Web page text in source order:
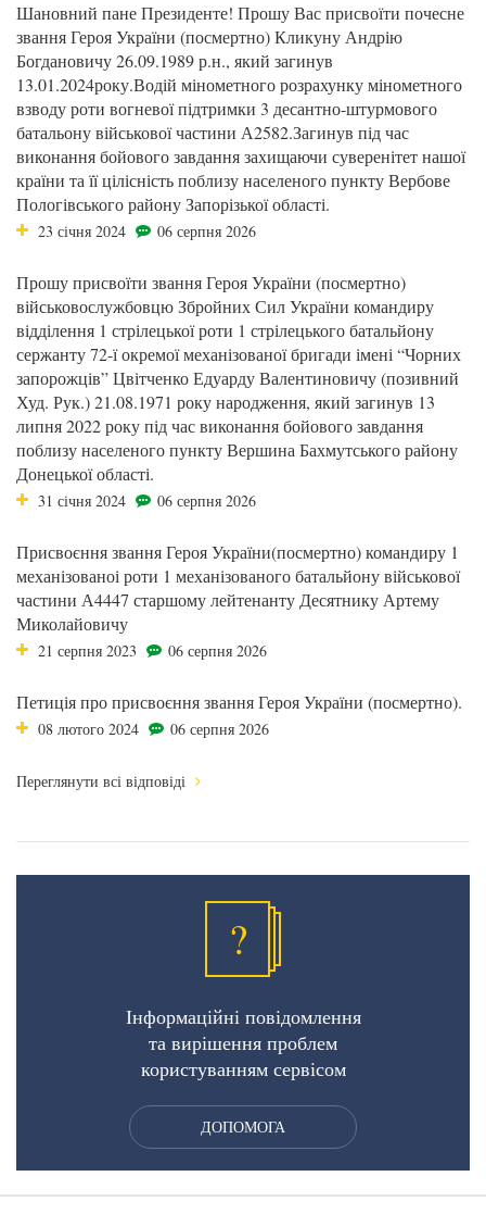
Шановний пане Президенте! Прошу Вас присвоїти почесне
звання Героя України (посмертно) Кликуну Андрію
Богдановичу 26.09.1989 р.н., який загинув
13.01.2024року.Водій мінометного розрахунку мінометного
взводу роти вогневої підтримки 3 десантно-штурмового
батальону військової частини А2582.Загинув під час
виконання бойового завдання захищаючи суверенітет нашої
країни та її цілісність поблизу населеного пункту Вербове
Пологівського району Запорізької області.
23 січня 2024 06 серпня 2026
Прошу присвоїти звання Героя України (посмертно)
військовослужбовцю Збройних Сил України командиру
відділення 1 стрілецької роти 1 стрілецького батальйону
сержанту 72-ї окремої механізованої бригади імені “Чорних
запорожців” Цвітченко Едуарду Валентиновичу (позивний
Худ. Рук.) 21.08.1971 року народження, який загинув 13
липня 2022 року під час виконання бойового завдання
поблизу населеного пункту Вершина Бахмутського району
Донецької області.
31 січня 2024 06 серпня 2026
Присвоєння звання Героя України(посмертно) командиру 1
механізованоі роти 1 механізованого батальйону військової
частини А4447 старшому лейтенанту Десятнику Артему
Миколайовичу
21 серпня 2023 06 серпня 2026
Петиція про присвоєння звання Героя України (посмертно).
08 лютого 2024 06 серпня 2026
Переглянути всі відповіді
?
Інформаційні повідомлення
та вирішення проблем
користуванням сервісом
ДОПОМОГА